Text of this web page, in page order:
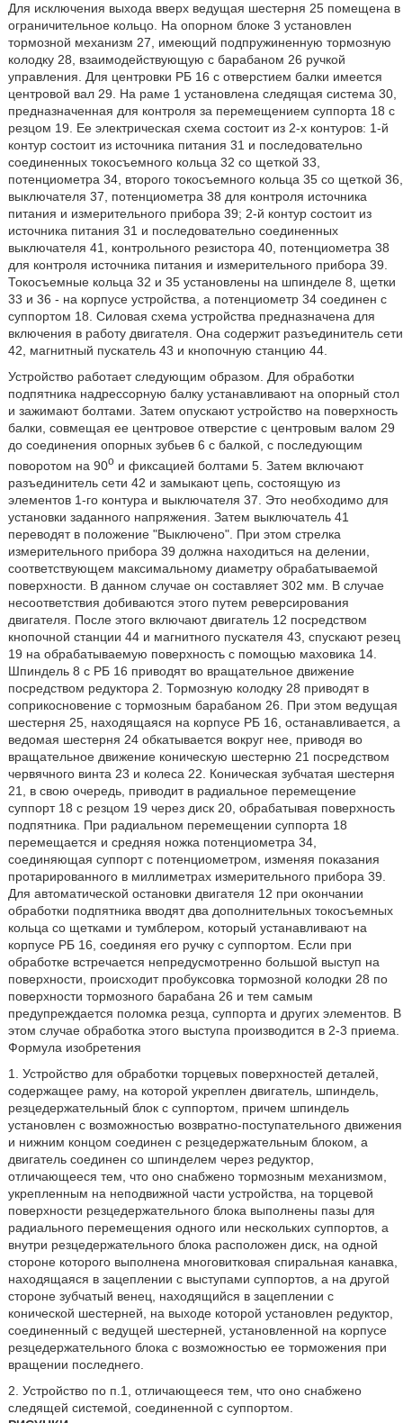
Для исключения выхода вверх ведущая шестерня 25 помещена в
ограничительное кольцо. На опорном блоке 3 установлен
тормозной механизм 27, имеющий подпружиненную тормозную
колодку 28, взаимодействующую с барабаном 26 ручкой
управления. Для центровки РБ 16 с отверстием балки имеется
центровой вал 29. На раме 1 установлена следящая система 30,
предназначенная для контроля за перемещением суппорта 18 с
резцом 19. Ее электрическая схема состоит из 2-х контуров: 1-й
контур состоит из источника питания 31 и последовательно
соединенных токосъемного кольца 32 со щеткой 33,
потенциометра 34, второго токосъемного кольца 35 со щеткой 36,
выключателя 37, потенциометра 38 для контроля источника
питания и измерительного прибора 39; 2-й контур состоит из
источника питания 31 и последовательно соединенных
выключателя 41, контрольного резистора 40, потенциометра 38
для контроля источника питания и измерительного прибора 39.
Токосъемные кольца 32 и 35 установлены на шпинделе 8, щетки
33 и 36 - на корпусе устройства, а потенциометр 34 соединен с
суппортом 18. Силовая схема устройства предназначена для
включения в работу двигателя. Она содержит разъединитель сети
42, магнитный пускатель 43 и кнопочную станцию 44.
Устройство работает следующим образом. Для обработки
подпятника надрессорную балку устанавливают на опорный стол
и зажимают болтами. Затем опускают устройство на поверхность
балки, совмещая ее центровое отверстие с центровым валом 29
до соединения опорных зубьев 6 с балкой, с последующим
поворотом на 90oи фиксацией болтами 5. Затем включают
разъединитель сети 42 и замыкают цепь, состоящую из
элементов 1-го контура и выключателя 37. Это необходимо для
установки заданного напряжения. Затем выключатель 41
переводят в положение "Выключено". При этом стрелка
измерительного прибора 39 должна находиться на делении,
соответствующем максимальному диаметру обрабатываемой
поверхности. В данном случае он составляет 302 мм. В случае
несоответствия добиваются этого путем реверсирования
двигателя. После этого включают двигатель 12 посредством
кнопочной станции 44 и магнитного пускателя 43, спускают резец
19 на обрабатываемую поверхность с помощью маховика 14.
Шпиндель 8 с РБ 16 приводят во вращательное движение
посредством редуктора 2. Тормозную колодку 28 приводят в
соприкосновение с тормозным барабаном 26. При этом ведущая
шестерня 25, находящаяся на корпусе РБ 16, останавливается, а
ведомая шестерня 24 обкатывается вокруг нее, приводя во
вращательное движение коническую шестерню 21 посредством
червячного винта 23 и колеса 22. Коническая зубчатая шестерня
21, в свою очередь, приводит в радиальное перемещение
суппорт 18 с резцом 19 через диск 20, обрабатывая поверхность
подпятника. При радиальном перемещении суппорта 18
перемещается и средняя ножка потенциометра 34,
соединяющая суппорт с потенциометром, изменяя показания
протарированного в миллиметрах измерительного прибора 39.
Для автоматической остановки двигателя 12 при окончании
обработки подпятника вводят два дополнительных токосъемных
кольца со щетками и тумблером, который устанавливают на
корпусе РБ 16, соединяя его ручку с суппортом. Если при
обработке встречается непредусмотренно большой выступ на
поверхности, происходит пробуксовка тормозной колодки 28 по
поверхности тормозного барабана 26 и тем самым
предупреждается поломка резца, суппорта и других элементов. В
этом случае обработка этого выступа производится в 2-3 приема.
Формула изобретения
1. Устройство для обработки торцевых поверхностей деталей,
содержащее раму, на которой укреплен двигатель, шпиндель,
резцедержательный блок с суппортом, причем шпиндель
установлен с возможностью возвратно-поступательного движения
и нижним концом соединен с резцедержательным блоком, а
двигатель соединен со шпинделем через редуктор,
отличающееся тем, что оно снабжено тормозным механизмом,
укрепленным на неподвижной части устройства, на торцевой
поверхности резцедержательного блока выполнены пазы для
радиального перемещения одного или нескольких суппортов, а
внутри резцедержательного блока расположен диск, на одной
стороне которого выполнена многовитковая спиральная канавка,
находящаяся в зацеплении с выступами суппортов, а на другой
стороне зубчатый венец, находящийся в зацеплении с
конической шестерней, на выходе которой установлен редуктор,
соединенный с ведущей шестерней, установленной на корпусе
резцедержательного блока с возможностью ее торможения при
вращении последнего.
2. Устройство по п.1, отличающееся тем, что оно снабжено
следящей системой, соединенной с суппортом.